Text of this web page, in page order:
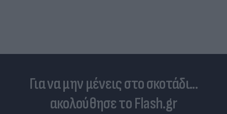
Για να μην μένεις στο σκοτάδι...
ακολούθησε το Flash.gr